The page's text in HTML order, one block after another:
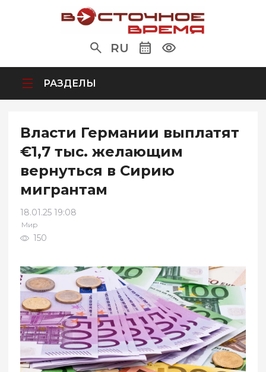
RU
РАЗДЕЛЫ
Власти Германии выплатят
€1,7 тыс. желающим
вернуться в Сирию
мигрантам
18.01.25 19:08
Мир
150